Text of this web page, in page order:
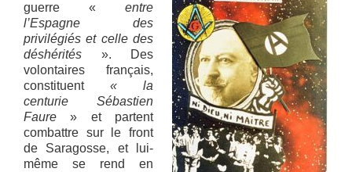
guerre « entre
l’Espagne des
privilégiés et celle des
déshérités ». Des
volontaires français,
constituent « la
centurie Sébastien
Faure» et partent
combattre sur le front
de Saragosse, et lui-
même se rend en